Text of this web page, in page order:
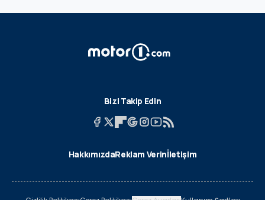
Bizi Takip Edin
HakkımızdaReklam Verinİletişim